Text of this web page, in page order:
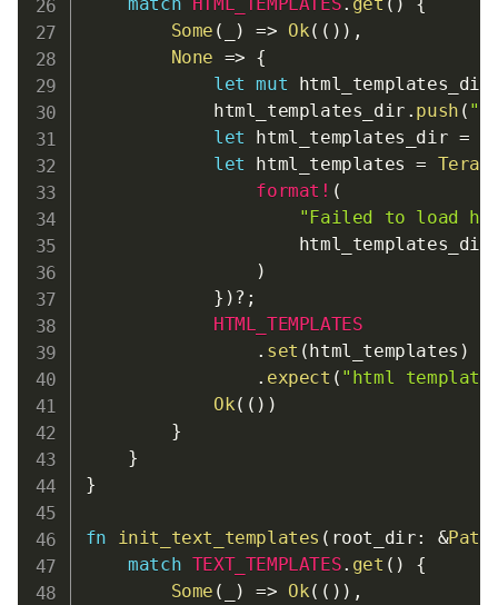
Some ( ) => Ok( ( ) ) ,
None => {
let
mut
            html_templates_dir
. push (
let html_templates_dir =
let html_templates = Tera
format! (
"Failed to load
                    html_templates_dir
)
} ) ? ;
HTML_TEMPLATES
. set (html_templates )
. expect ( "html
Ok( ( ) )
}
}
}
fn init_text_templates ( root_dir: &
match TEXT_TEMPLATES. get ( )
{
Some ( ) => Ok( ( ) ) ,